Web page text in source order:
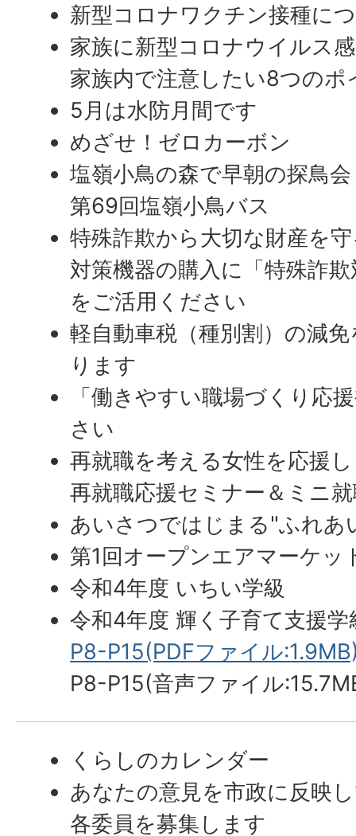
新型コロナワクチン接種に
家族に新型コロナウイルス
家族内で注意したい8つのポ
5月は水防月間です
めざせ！ゼロカーボン
塩嶺小鳥の森で早朝の探鳥会
第69回塩嶺小鳥バス
特殊詐欺から大切な財産を
対策機器の購入に「特殊詐
をご活用ください
軽自動車税（種別割）の減
ります
「働きやすい職場づくり応
さい
再就職を考える女性を応援
再就職応援セミナー＆ミニ
あいさつではじまる"ふれあ
第1回オープンエアマーケッ
令和4年度 いちい学級
令和4年度 輝く子育て支援学
P8-P15(PDFファイル
P8-P15(音声ファイル
くらしのカレンダー
あなたの意見を市政に反映
各委員を募集します